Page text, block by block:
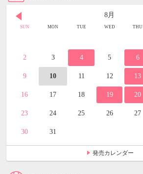
8月
SUN MON TUE WED THU
2 3 4 5 6
9 10 11 12 13
16 17 18 19 20
23 24 25 26 27
30 31
発売カレンダー